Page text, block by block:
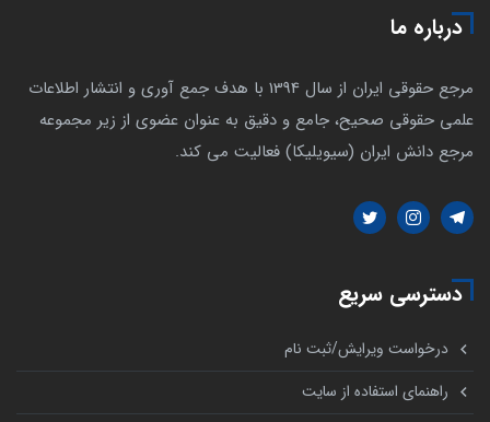
درباره ما
مرجع حقوقی ایران از سال 1394 با هدف جمع آوری و انتشار اطلاعات
علمی حقوقی صحیح، جامع و دقیق به عنوان عضوی از زیر مجموعه
مرجع دانش ایران (سیویلیکا) فعالیت می کند.
دسترسی سریع
درخواست ویرایش/ثبت نام
راهنمای استفاده از سایت